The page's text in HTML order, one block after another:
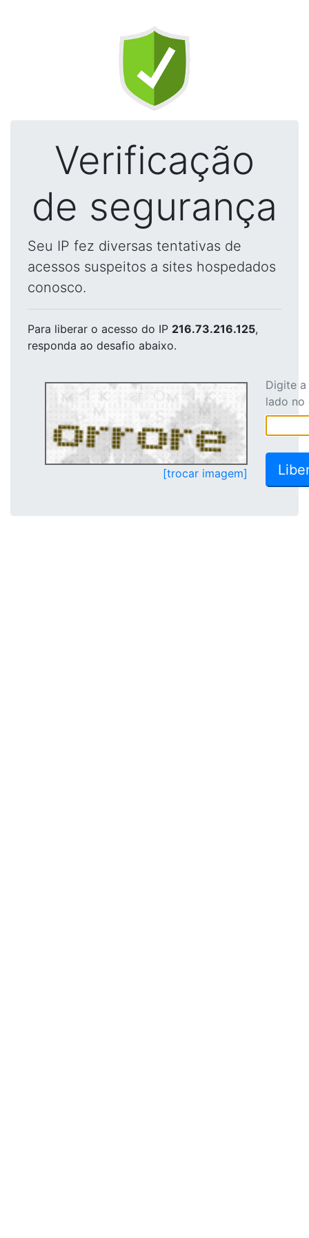
Verificação
de segurança
Seu IP fez diversas tentativas de
acessos suspeitos a sites hospedados
conosco.
Para liberar o acesso do IP 216.73.216.125,
responda ao desafio abaixo.
[trocar imagem]
Digite
lado no